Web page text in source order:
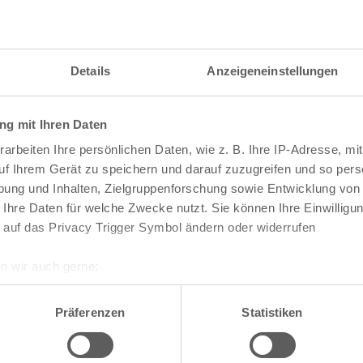
Details Anzeigeneinstellungen
mit Ihren Daten
Ihre persönlichen Daten, wie z. B. Ihre IP-Adresse,
Ihrem Gerät zu speichern und darauf zuzugreifen und so
und Inhalten, Zielgruppenforschung sowie Entwicklung
Daten für welche Zwecke nutzt. Sie können Ihre
das Privacy Trigger Symbol ändern oder widerrufen
geografische Lage erfassen, welche bis auf einige Meter
Scannen nach bestimmten Merkmalen (Fingerprinting)
Ihre persönlichen Daten verarbeitet werden, und legen Sie
Präferenzen Statistiken
Darstellung des RVR-Kartenwerks
mit vielen weiteren Details wie z.B.